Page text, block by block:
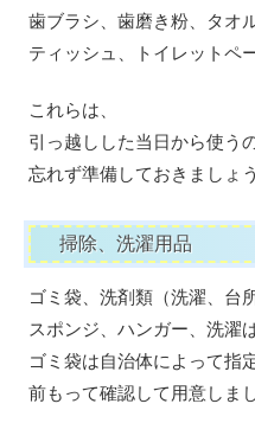
歯ブラシ、歯磨き粉、タオル
ティッシュ、トイレットペ
これらは、
引っ越しした当日から使う
忘れず準備しておきましょう
掃除、洗濯用品
ゴミ袋、洗剤類（洗濯、台
スポンジ、ハンガー、洗濯
ゴミ袋は自治体によって指
前もって確認して用意しま